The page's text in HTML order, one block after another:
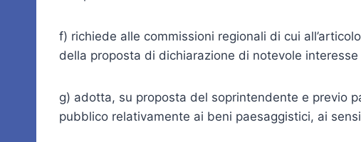
f) richiede alle commissioni regionali di cui
della proposta di dichiarazione di notevole
g) adotta, su proposta del soprintendente e previo
pubblico relativamente ai beni paesaggistici, ai